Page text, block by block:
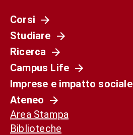
Corsi
Studiare
Ricerca
Campus Life
Imprese e impatto sociale
Ateneo
Area Stampa
Biblioteche